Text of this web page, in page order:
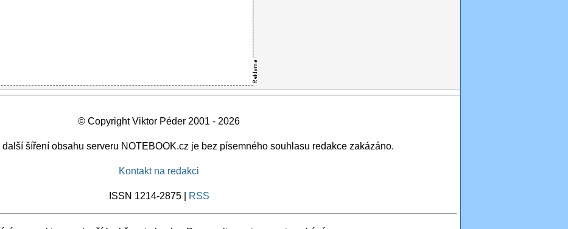
© Copyright Viktor Péder 2001 - 2026
šíření obsahu serveru NOTEBOOK.cz je bez písemného souhlasu redakce zakázáno.
Kontakt na redakci
ISSN 1214-2875 | RSS